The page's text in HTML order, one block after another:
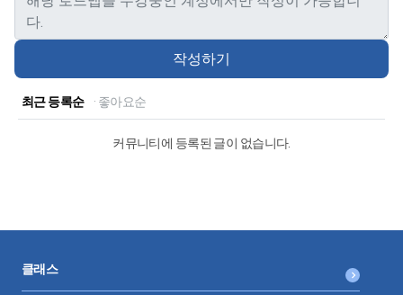
작성하기
최근 등록순 · 좋아요순
커뮤니티에 등록된 글이 없습니다.
클래스